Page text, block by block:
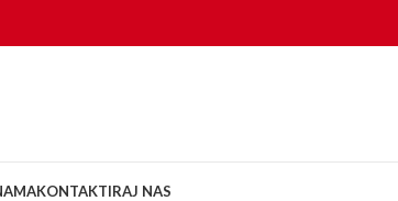
KONTAKTIRAJ NAS